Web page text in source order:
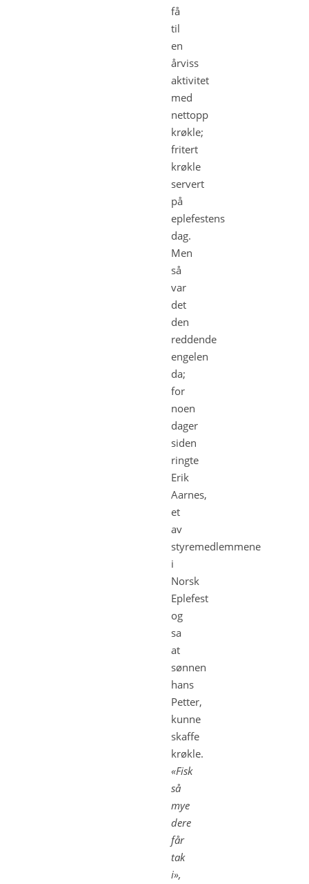
få
til
en
årviss
aktivitet
med
nettopp
krøkle;
fritert
krøkle
servert
på
eplefestens
dag.
Men
så
var
det
den
reddende
engelen
da;
for
noen
dager
siden
ringte
Erik
Aarnes,
et
av
styremedlemmene
i
Norsk
Eplefest
og
sa
at
sønnen
hans
Petter,
kunne
skaffe
krøkle.
«Fisk
så
mye
dere
får
tak
i»,